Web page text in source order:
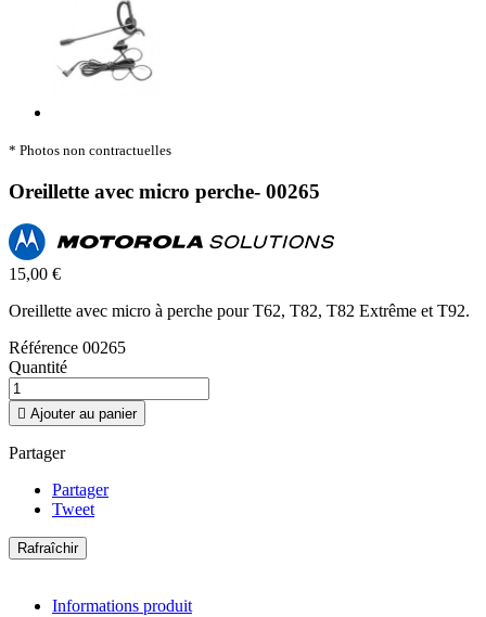
* Photos non contractuelles
Oreillette avec micro perche- 00265
15,00 €
Oreillette avec micro à perche pour T62, T82, T82 Extrême et T92.
Référence 00265
Quantité
 Ajouter au panier
Partager
Partager
Tweet
Informations produit